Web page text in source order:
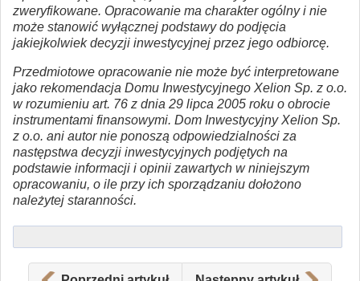
zweryfikowane. Opracowanie ma charakter ogólny i nie
może stanowić wyłącznej podstawy do podjęcia
jakiejkolwiek decyzji inwestycyjnej przez jego odbiorcę.
Przedmiotowe opracowanie nie może być interpretowane
jako rekomendacja Domu Inwestycyjnego Xelion Sp. z o.o.
w rozumieniu art. 76 z dnia 29 lipca 2005 roku o obrocie
instrumentami finansowymi. Dom Inwestycyjny Xelion Sp.
z o.o. ani autor nie ponoszą odpowiedzialności za
następstwa decyzji inwestycyjnych podjętych na
podstawie informacji i opinii zawartych w niniejszym
opracowaniu, o ile przy ich sporządzaniu dołożono
należytej staranności.